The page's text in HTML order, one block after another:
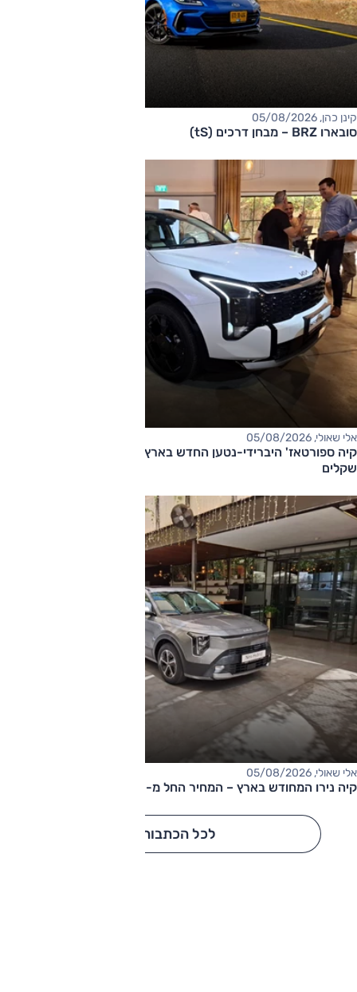
קינן כהן, 05/08/2026
סובארו BRZ – מבחן דרכים (tS)
אלי שאולי, 05/08/2026
שקלים
אלי שאולי, 05/08/2026
קיה נירו המחודש בארץ – המחיר החל מ-177,000 שקלים
לכל הכתבות